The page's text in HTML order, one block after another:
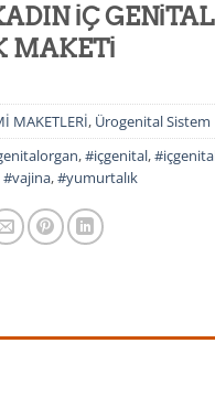
İÇ
MAKETİ
MAKETLERİ, Ürogenital Sistem
,#içgenital,
#vajina,#yumurtalık